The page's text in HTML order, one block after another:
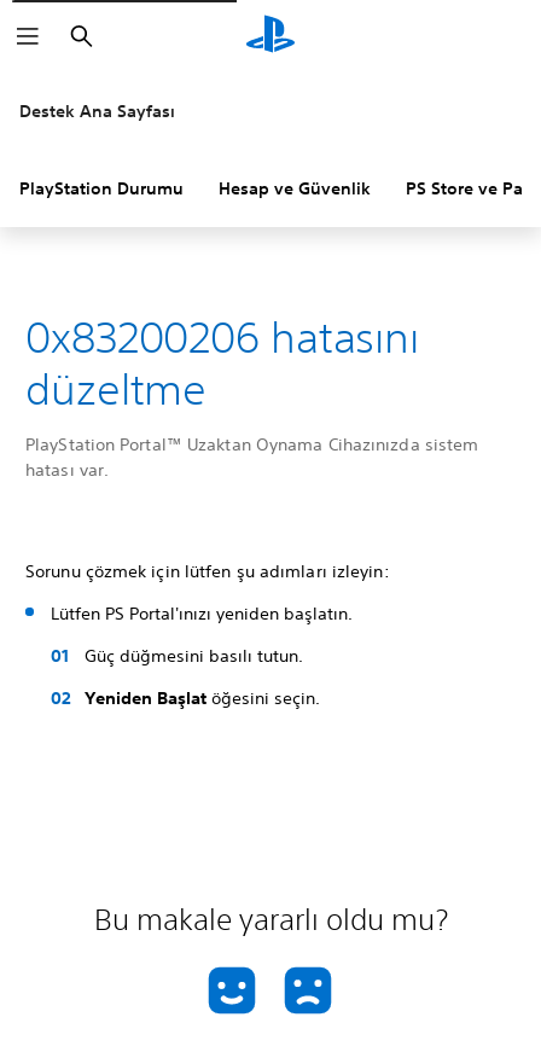
Arama
Destek Ana Sayfası
PlayStation Durumu Hesap ve Güvenlik PS Store ve
0x83200206 hatasını
düzeltme
PlayStation Portal™ Uzaktan Oynama Cihazınızda sistem
hatası var.
Sorunu çözmek için lütfen şu adımları izleyin:
Lütfen PS Portal'ınızı yeniden başlatın.
Güç düğmesini basılı tutun.
Yeniden Başlat öğesini seçin.
Bu makale yararlı oldu mu?